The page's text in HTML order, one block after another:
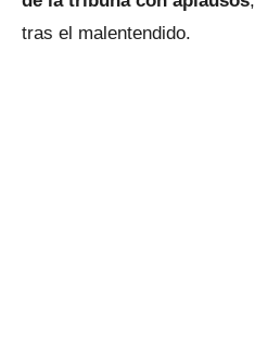
tras el malentendido.